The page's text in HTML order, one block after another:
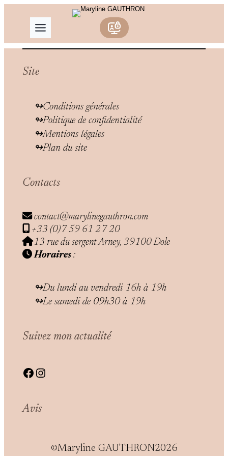
Site
Conditions générales
Politique de confidentialité
Mentions légales
Plan du site
Contacts
contact@marylinegauthron.com
+33 (0)7 59 61 27 20
13 rue du sergent Arney, 39100 Dole
Horaires :
Du lundi au vendredi 16h à 19h
Le samedi de 09h30 à 19h
Suivez mon actualité
Facebook Instagram
Avis
©Maryline GAUTHRON2026